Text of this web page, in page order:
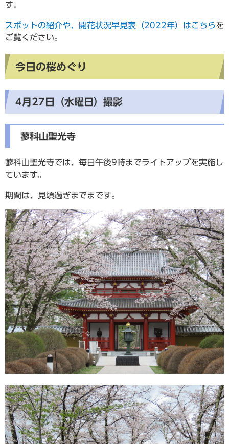
す。
スポットの紹介や、開花状況早見表（2022年）はこちらを
ご覧ください。
今日の桜めぐり
4月27日（水曜日）撮影
蓼科山聖光寺
蓼科山聖光寺では、毎日午後9時までライトアップを実施し
ています。
期間は、見頃過ぎまでまです。